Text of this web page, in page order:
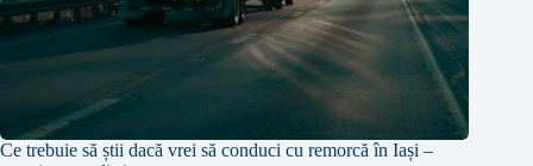
Ce trebuie să știi dacă vrei să conduci cu remorcă în Iași –